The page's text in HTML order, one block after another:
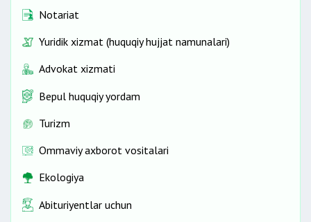
Notariat
Yuridik xizmat (huquqiy hujjat namunalari)
Advokat xizmati
Bepul huquqiy yordam
Turizm
Ommaviy axborot vositalari
Ekologiya
Abituriyentlar uchun